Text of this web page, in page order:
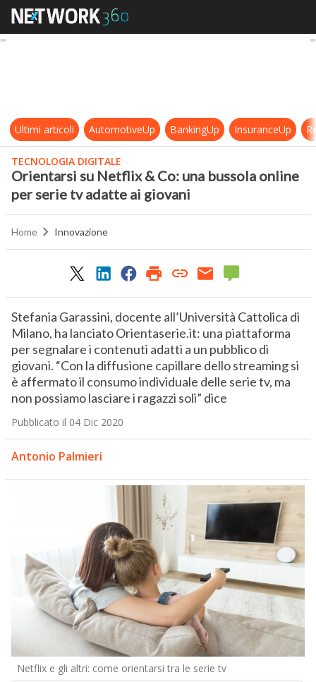
Orientarsi su Netflix & Co: una
Ultimi articoli AutomotiveUp BankingUp InsuranceUp
TECNOLOGIA DIGITALE
Orientarsi su Netflix & Co: una bussola online
per serie tv adatte ai giovani
Home Innovazione
Stefania Garassini, docente all’Università Cattolica di
Milano, ha lanciato Orientaserie.it: una piattaforma
per segnalare i contenuti adatti a un pubblico di
giovani. “Con la diffusione capillare dello streaming si
è affermato il consumo individuale delle serie tv, ma
non possiamo lasciare i ragazzi soli” dice
Pubblicato il 04 Dic 2020
Antonio Palmieri
Netflix e gli altri: come orientarsi tra le serie tv